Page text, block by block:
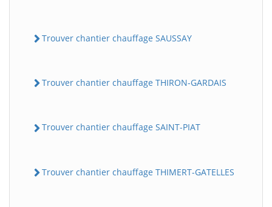
Trouver chantier chauffage SAUSSAY
Trouver chantier chauffage THIRON-GARDAIS
Trouver chantier chauffage SAINT-PIAT
Trouver chantier chauffage THIMERT-GATELLES